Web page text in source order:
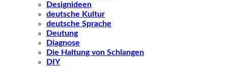
Designideen
deutsche Kultur
deutsche Sprache
Deutung
Diagnose
Die Haltung von Schlangen
DIY